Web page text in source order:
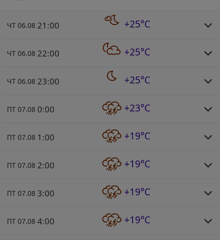
ЧТ 06.08 21:00 +25°C
ЧТ 06.08 22:00 +25°C
ЧТ 06.08 23:00 +25°C
ПТ 07.08 0:00 +23°C
ПТ 07.08 1:00 +19°C
ПТ 07.08 2:00 +19°C
ПТ 07.08 3:00 +19°C
ПТ 07.08 4:00 +19°C